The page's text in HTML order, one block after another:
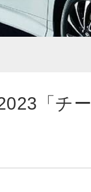
「チー